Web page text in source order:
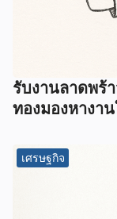
รับงานลาดพร้
ทองมองหางา
เศรษฐกิจ